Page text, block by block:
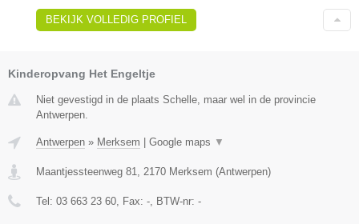
BEKIJK VOLLEDIG PROFIEL
Kinderopvang Het Engeltje
Niet gevestigd in de plaats Schelle, maar wel in de provincie
Antwerpen.
Antwerpen » Merksem Google maps ▼
Maantjessteenweg 81, 2170 Merksem (Antwerpen)
Tel: 03 663 23 60, Fax: -, BTW-nr: -